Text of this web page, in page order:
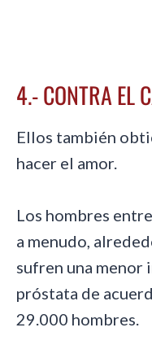
4.- CONTRA EL
Ellos también
hacer el amor.
Los hombres
a menudo,
sufren una menor
próstata de
29.000 hombres.